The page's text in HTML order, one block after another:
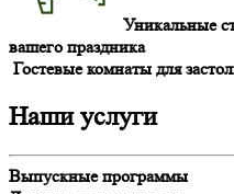
Уникальные
вашего праздника
Гостевые комнаты для
Нашиуслуги
Выпускные программы